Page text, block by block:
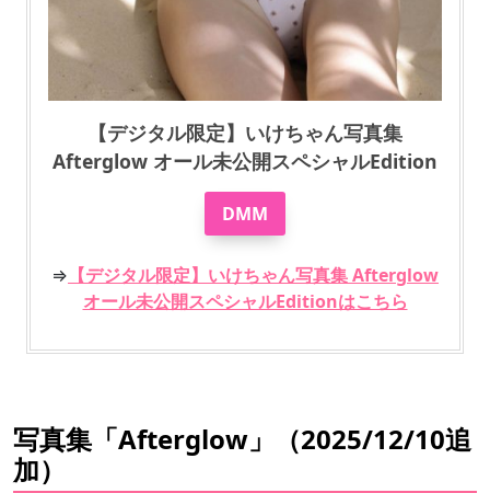
【デジタル限定】いけちゃん写真集
Afterglow オール未公開スペシャルEdition
DMM
⇒ 【デジタル限定】いけちゃん写真集 Afterglow
オール未公開スペシャルEditionはこちら
写真集「Afterglow」（2025/12/10追
加）